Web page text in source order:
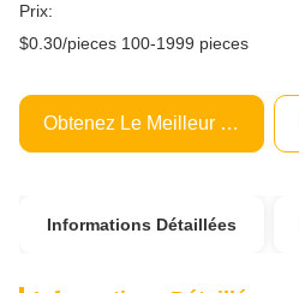
Prix:
$0.30/pieces 100-1999 pieces
Obtenez Le Meilleur Prix
Informations Détaillées